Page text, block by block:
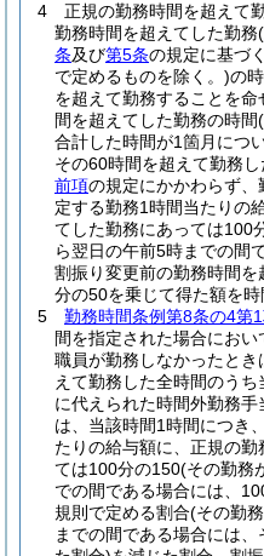
4
正規の勤務時間を超えて
勤務時間を超えてした勤務(
条及び第5条の規定に基づ
で定めるものを除く。)の
を超えて勤務することを
間を超えてした勤務の時間
合計した時間が1箇月につ
その60時間を超えて勤務し
前項の規定にかかわらず、
定する勤務1時間当たりの
てした勤務にあっては100
ら翌日の午前5時までの間
割振り変更前の勤務時間
分の50を乗じて得た額を時
5
勤務時間条例第8条の4第
間を指定された場合にお
職員が勤務しなかったとき
えて勤務した全時間のう
に代えられた時間外勤務
は、当該時間1時間につき、
たりの給与額に、正規の
ては100分の150(その勤務
での間である場合には、
規則で定める割合(その勤
までの間である場合には